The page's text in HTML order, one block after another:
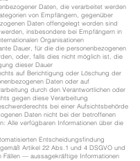
Daten, die verarbeitet werden
von Empfängern, gegenüber
Daten offengelegt worden sind
insbesondere bei Empfängern in
Organisationen
Dauer, für die die personenbezogenen
oder, falls dies nicht möglich ist, die
dieser Dauer
auf Berichtigung oder Löschung der
Daten oder auf
durch den Verantwortlichen oder
gegen diese Verarbeitung
bei einer Aufsichtsbehörde
Daten nicht bei der betroffenen
Alle verfügbaren Informationen über die
Entscheidungsfindung
Artikel 22 Abs.1 und 4 DSGVO und
— aussagekräftige Informationen